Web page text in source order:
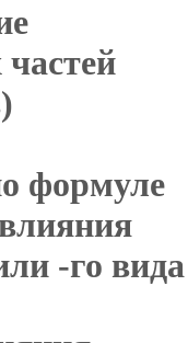
формуле
-го вида